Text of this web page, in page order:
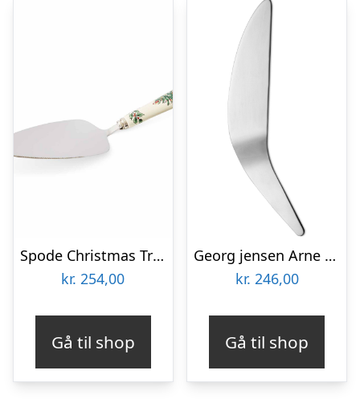
Spode Christmas Tree kagespade
kr. 254,00
Gå til shop
Georg jensen Arne Jacobsen kagespade
kr. 246,00
Gå til shop